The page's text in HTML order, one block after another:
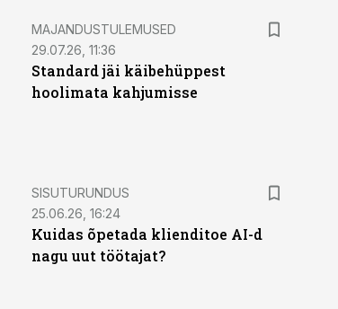
MAJANDUSTULEMUSED
29.07.26, 11:36
Standard jäi käibehüppest
hoolimata kahjumisse
ST
SISUTURUNDUS
25.06.26, 16:24
Kuidas õpetada klienditoe AI-d
nagu uut töötajat?